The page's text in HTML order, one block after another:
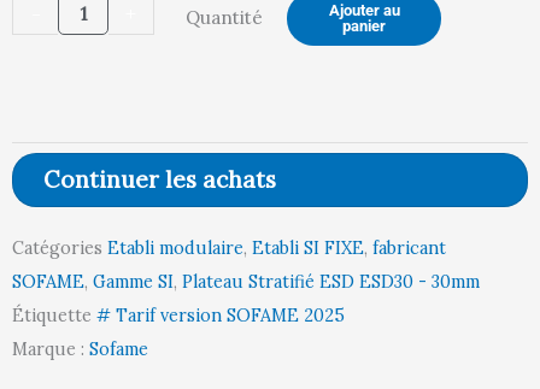
Plateau
Stratifié
ESD30
l1500
Quantité
Ajouter au
panier
Continuer les achats
Catégories Etabli modulaire, Etabli SI FIXE, fabricant
SOFAME, Gamme SI, Plateau Stratifié ESD ESD30 - 30mm
Étiquette # Tarif version SOFAME 2025
Marque : Sofame